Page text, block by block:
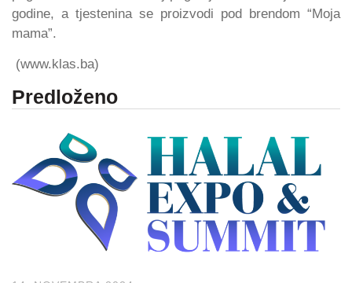
godine, a tjestenina se proizvodi pod brendom “Moja
mama”.
(www.klas.ba)
Predloženo